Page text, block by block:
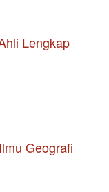
Lengkap
Geografi